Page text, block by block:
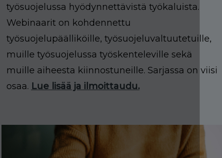
työsuojelussa hyödynnettävistä työkaluista.
Webinaarit on kohdennettu
työsuojelupäälliköille, työsuojeluvaltuutetuille,
muille työsuojelussa työskenteleville sekä
muille aiheesta kiinnostuneille. Sarjassa on viisi
osaa. Lue lisää ja ilmoittaudu.